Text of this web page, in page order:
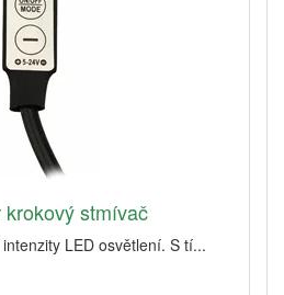
krokový stmívač
LED osvětlení. S tí...